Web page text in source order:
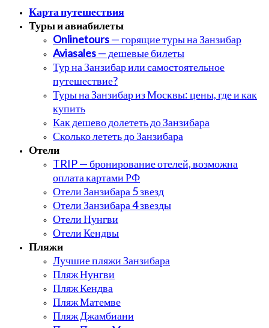
Карта путешествия
Туры и авиабилеты
Onlinetours— горящие туры на Занзибар
Aviasales— дешевые билеты
Тур на Занзибар или самостоятельное
путешествие?
Туры на Занзибар из Москвы: цены, где и как
купить
Как дешево долететь до Занзибара
Сколько лететь до Занзибара
Отели
TRIP — бронирование отелей, возможна
оплата картами РФ
Отели Занзибара 5 звезд
Отели Занзибара 4 звезды
Отели Нунгви
Отели Кендвы
Пляжи
Лучшие пляжи Занзибара
Пляж Нунгви
Пляж Кендва
Пляж Матемве
Пляж Джамбиани